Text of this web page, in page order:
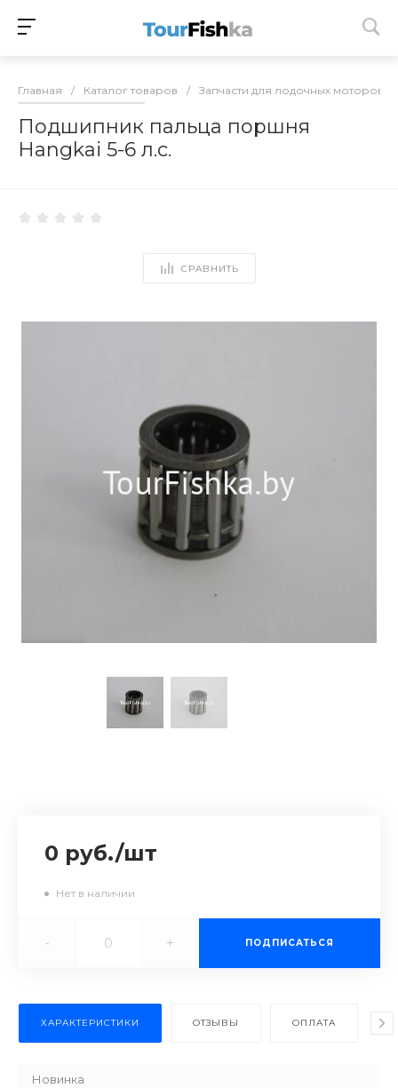
Главная / Каталог товаров / Запчасти для лодочных моторов
Подшипник пальца поршня
Hangkai 5-6 л.с.
СРАВНИТЬ
0 руб./шт
Нет в наличии
- + ПОДПИСАТЬСЯ
ХАРАКТЕРИСТИКИ ОТЗЫВЫ ОПЛАТА
Новинка